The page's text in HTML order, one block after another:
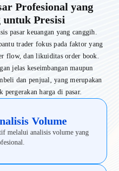
Profesional yang
untuk Presisi
pasar keuangan yang canggih.
trader fokus pada faktor yang
flow, dan likuiditas order book.
jelas keseimbangan maupun
dan penjual, yang merupakan
pergerakan harga di pasar.
Volume
melalui analisis volume yang